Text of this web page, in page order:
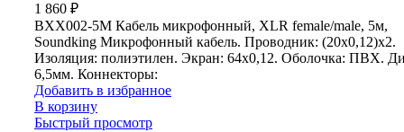
1 860 ₽
BXX002-5M Кабель микрофонный, XLR female/male, 5м,
Soundking Микрофонный кабель. Проводник: (20х0,12)х2.
Изоляция: полиэтилен. Экран: 64х0,12. Оболочка: ПВХ.
6,5мм. Коннекторы:
Добавить в избранное
В корзину
Быстрый просмотр